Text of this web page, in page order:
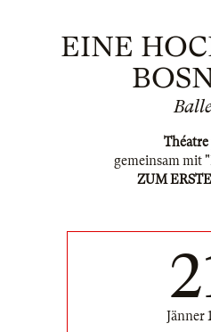
EINE
Théatre
gemeinsam mit
ZUM
Jänner